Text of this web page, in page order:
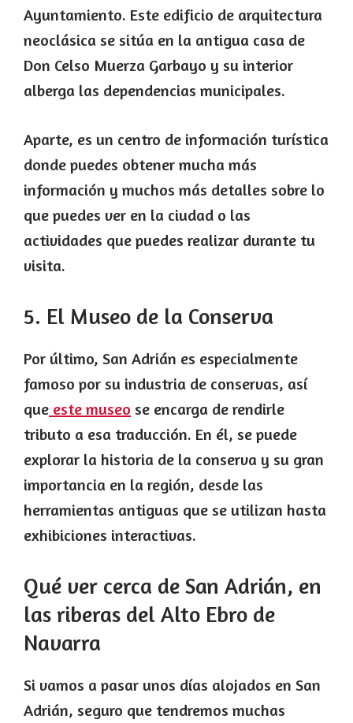
Ayuntamiento. Este edificio de arquitectura
neoclásica se sitúa en la antigua casa de
Don Celso Muerza Garbayo y su interior
alberga las dependencias municipales.
Aparte, es un centro de información turística
donde puedes obtener mucha más
información y muchos más detalles sobre lo
que puedes ver en la ciudad o las
actividades que puedes realizar durante tu
visita.
5. El Museo de la Conserva
Por último, San Adrián es especialmente
famoso por su industria de conservas, así
que este museo se encarga de rendirle
tributo a esa traducción. En él, se puede
explorar la historia de la conserva y su gran
importancia en la región, desde las
herramientas antiguas que se utilizan hasta
exhibiciones interactivas.
Qué ver cerca de San Adrián, en
las riberas del Alto Ebro de
Navarra
Si vamos a pasar unos días alojados en San
Adrián, seguro que tendremos muchas